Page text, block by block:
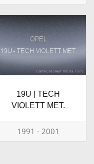
19U | TECH
VIOLETT MET.
1991 - 2001